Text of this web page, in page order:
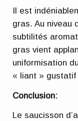
Il est
gras. Au niveau
subtilités
gras vient
uniformisation
« liant » gustatif
Conclusion:
Le saucisson